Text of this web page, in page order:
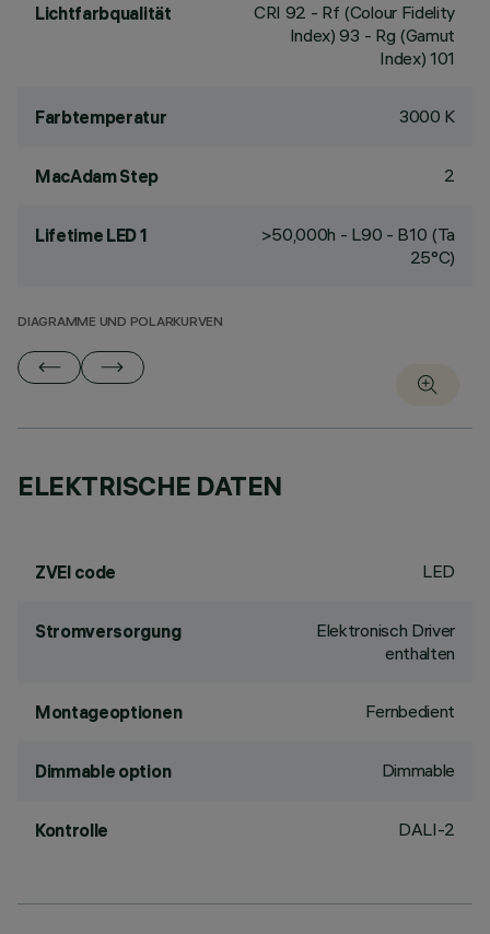
Lichtfarbqualität CRI 92 - Rf (Colour Fidelity
Index) 93 - Rg (Gamut
Index) 101
Farbtemperatur 3000 K
MacAdam Step 2
Lifetime LED 1
>50,000h - L90 - B10 (Ta
25°C)
DIAGRAMME UND POLARKURVEN
ELEKTRISCHE DATEN
ZVEI code LED
Stromversorgung
Elektronisch Driver
enthalten
Montageoptionen Fernbedient
Dimmable option Dimmable
Kontrolle DALI-2